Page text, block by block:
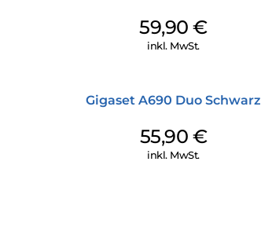
59,90€
inkl. MwSt.
Gigaset A690 Duo Schwarz
55,90 €
inkl. MwSt.